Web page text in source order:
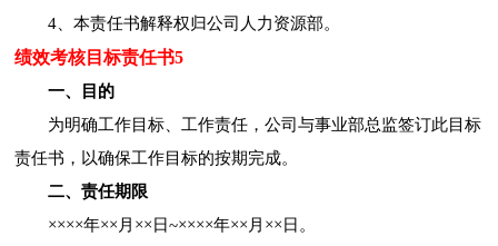
4、本责任书解释权归公司人力资源部。
绩效考核目标责任书5
一、目的
为明确工作目标、工作责任，公司与事业部总监签订此目标
责任书，以确保工作目标的按期完成。
二、责任期限
××××年××月××日~××××年××月××日。